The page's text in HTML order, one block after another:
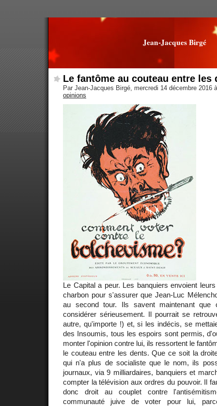
Jean-Jacques Birgé
Le fantôme au couteau entre les
Par Jean-Jacques Birgé, mercredi 14 décembre 2016
opinions
Le Capital a peur. Les banquiers envoient
charbon pour s'assurer que Jean-Luc
au second tour. Ils savent maintenant que
considérer sérieusement. Il pourrait se
autre, qu'importe !) et, si les indécis, se
des Insoumis, tous les espoirs sont permis,
monter l'opinion contre lui, ils ressortent le
le couteau entre les dents. Que ce soit la
qui n'a plus de socialiste que le nom, ils
journaux, via 9 milliardaires, banquiers et
compter la télévision aux ordres du pouvoir. Il
donc droit au couplet contre
communauté juive de voter pour lui,